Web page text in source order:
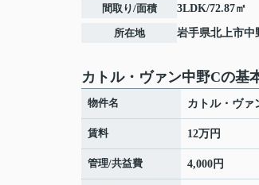
間取り/面積 3LDK/72.87㎡
所在地 岩手県北上市中
カトル・ヴァン中野Cの基
物件名 カトル・ヴァ
賃料 12万円
管理/共益費 4,000円